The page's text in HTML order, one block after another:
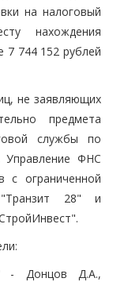
на налоговый
нахождения
7 744 152 рублей
не заявляющих
предмета
службы по
Управление ФНС
с ограниченной
"Транзит 28" и
- Донцов Д.А.,